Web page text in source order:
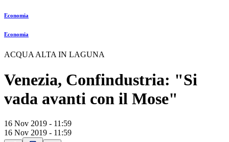
Economia
Economia
ACQUA ALTA IN LAGUNA
Venezia, Confindustria: "Si
vada avanti con il Mose"
16 Nov 2019 - 11:59
16 Nov 2019 - 11:59